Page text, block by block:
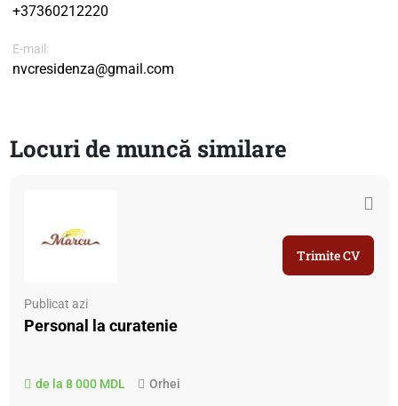
+37360212220
E-mail:
nvcresidenza@gmail.com
Locuri de muncă similare
Publicat azi
Personal la curatenie
de la 8 000 MDL Orhei
Trimite CV